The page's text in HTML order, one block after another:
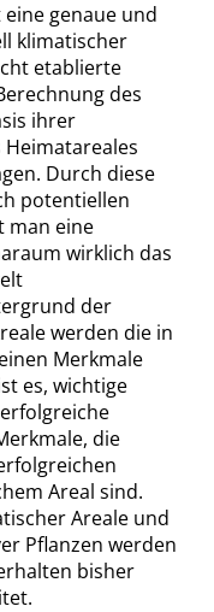
genaue und
klimatischer
etablierte
des
ihrer
Durch diese
potentiellen
man eine
wirklich das
der
werden die in
Merkmale
es, wichtige
die
Areal sind.
Areale und
Pflanzen werden
bisher